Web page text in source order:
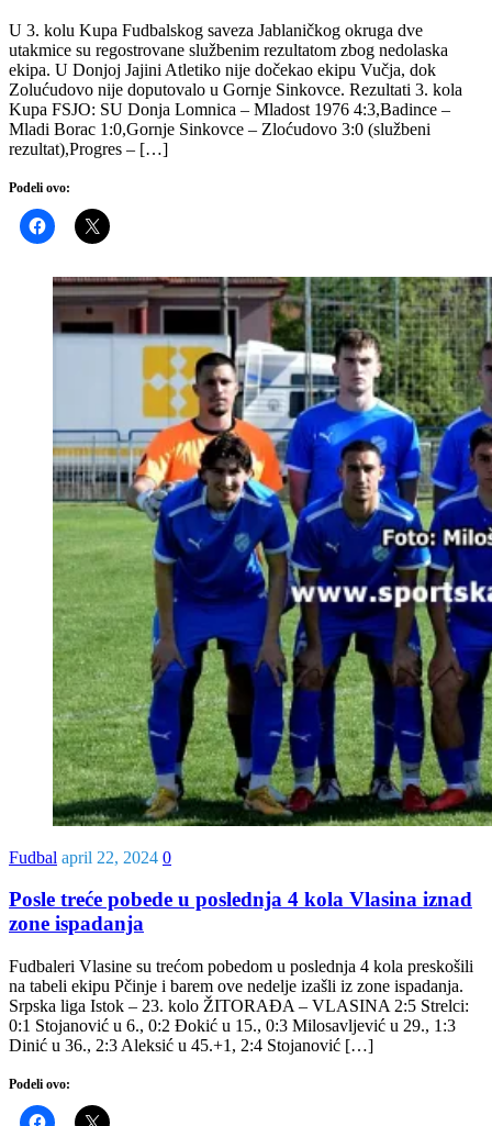
U 3. kolu Kupa Fudbalskog saveza Jablaničkog okruga dve
utakmice su regostrovane službenim rezultatom zbog nedolaska
ekipa. U Donjoj Jajini Atletiko nije dočekao ekipu Vučja, dok
Zolućudovo nije doputovalo u Gornje Sinkovce. Rezultati 3. kola
Kupa FSJO: SU Donja Lomnica – Mladost 1976 4:3,Badince –
Mladi Borac 1:0,Gornje Sinkovce – Zloćudovo 3:0 (službeni
rezultat),Progres – […]
Podeli ovo:
Fudbal april 22, 2024 0
Posle treće pobede u poslednja 4 kola Vlasina iznad
zone ispadanja
Fudbaleri Vlasine su trećom pobedom u poslednja 4 kola preskošili
na tabeli ekipu Pčinje i barem ove nedelje izašli iz zone ispadanja.
Srpska liga Istok – 23. kolo ŽITORAĐA – VLASINA 2:5 Strelci:
0:1 Stojanović u 6., 0:2 Đokić u 15., 0:3 Milosavljević u 29., 1:3
Dinić u 36., 2:3 Aleksić u 45.+1, 2:4 Stojanović […]
Podeli ovo: